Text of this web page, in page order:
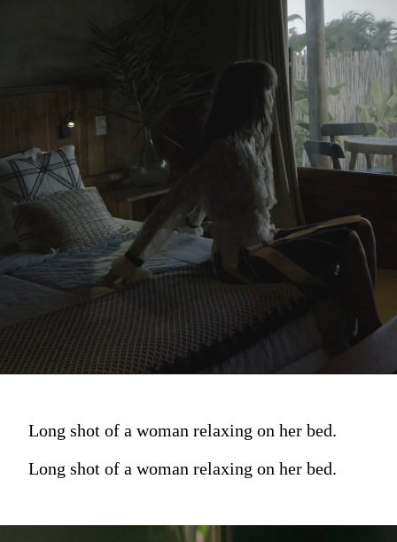
Long shot of a woman relaxing on her bed.
Long shot of a woman relaxing on her bed.